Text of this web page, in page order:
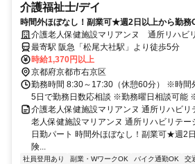
介護福祉士/デイ
時間外ほぼなし！副業可★週2日以上から勤務
◎【京都市右京区、松尾大社駅、デイケア、介
介護老人保健施設マリアンヌ 通所リハビ
最寄駅 阪急「松尾大社駅」より徒歩5分
時給1,370円以上
京都府京都市右京区
勤務時間 8:30～17:30（休憩60分） ※時間
5日で勤務日数応相談 ※勤務曜日相談可能
介護老人保健施設マリアンヌ 通所リハビリ
老人保健施設マリアンヌ 通所リハビリテー
日勤パート 時間外ほぼなし！副業可★週2
険...
社員登用あり 副業・WワークOK バイク通勤OK 交